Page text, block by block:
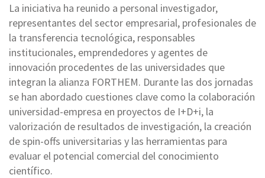
La iniciativa ha reunido a personal investigador,
representantes del sector empresarial, profesionales de
la transferencia tecnológica, responsables
institucionales, emprendedores y agentes de
innovación procedentes de las universidades que
integran la alianza FORTHEM. Durante las dos jornadas
se han abordado cuestiones clave como la colaboración
universidad-empresa en proyectos de I+D+i, la
valorización de resultados de investigación, la creación
de spin-offs universitarias y las herramientas para
evaluar el potencial comercial del conocimiento
científico.